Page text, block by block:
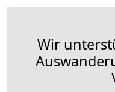
Wir